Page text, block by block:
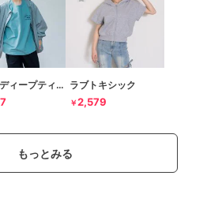
アンドディープティマイン ラブトキシック
￥2,579
もっとみる